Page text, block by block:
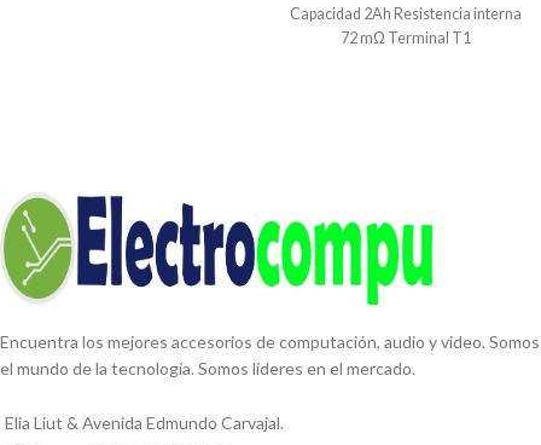
Capacidad 2Ah Resistencia interna
72 mΩ Terminal T1
Encuentra los mejores accesorios de computación, audio y video. Somos
el mundo de la tecnología. Somos líderes en el mercado.
Elia Liut & Avenida Edmundo Carvajal.